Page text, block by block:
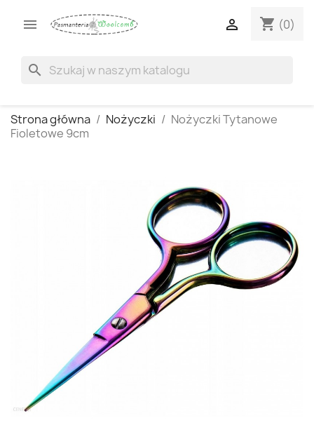
 shopping_cart (0)

search
Strona główna Nożyczki
Nożyczki Tytanowe
Fioletowe 9cm